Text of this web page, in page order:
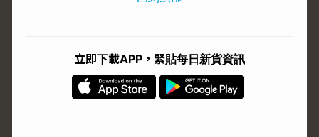
立即下載APP，緊貼每日新貨資訊